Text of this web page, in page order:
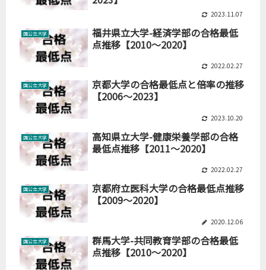
2023.11.07
国公立大学
福井県立大学-経済学部の合格最低
点推移【2010～2020】
2022.02.27
国公立大学
京都大学の合格最低点と倍率の推移
【2006～2023】
2023.10.20
国公立大学
高知県立大学-健康栄養学部の合格
最低点推移【2011～2020】
2022.02.27
国公立大学
京都府立医科大学の合格最低点推移
【2009～2020】
2020.12.06
国公立大学
群馬大学-共同教育学部の合格最低
点推移【2010～2020】